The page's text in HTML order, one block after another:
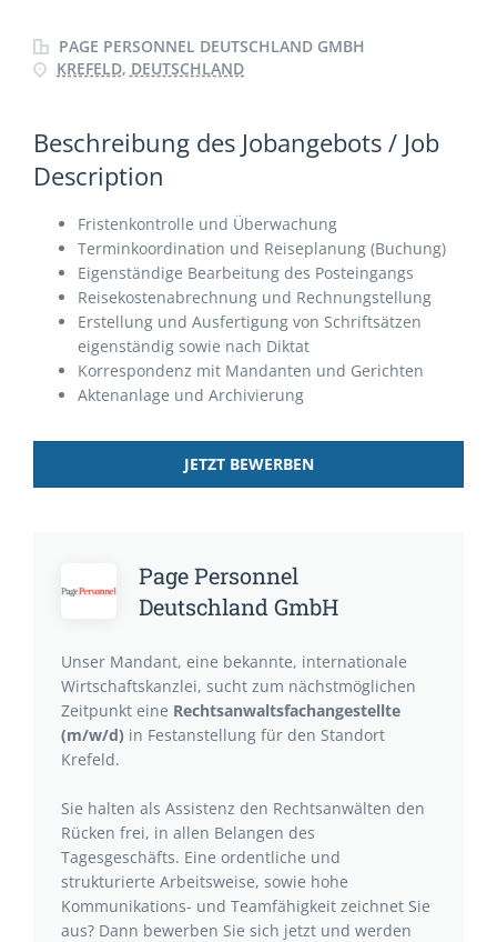
PAGE PERSONNEL DEUTSCHLAND GMBH
KREFELD, DEUTSCHLAND
Beschreibung des Jobangebots / Job
Description
Fristenkontrolle und Überwachung
Terminkoordination und Reiseplanung (Buchung)
Eigenständige Bearbeitung des Posteingangs
Reisekostenabrechnung und Rechnungstellung
Erstellung und Ausfertigung von Schriftsätzen
eigenständig sowie nach Diktat
Korrespondenz mit Mandanten und Gerichten
Aktenanlage und Archivierung
JETZT BEWERBEN
Page Personnel
Deutschland GmbH
Unser Mandant, eine bekannte, internationale
Wirtschaftskanzlei, sucht zum nächstmöglichen
Zeitpunkt eine Rechtsanwaltsfachangestellte
(m/w/d) in Festanstellung für den Standort
Krefeld.
Sie halten als Assistenz den Rechtsanwälten den
Rücken frei, in allen Belangen des
Tagesgeschäfts. Eine ordentliche und
strukturierte Arbeitsweise, sowie hohe
Kommunikations- und Teamfähigkeit zeichnet Sie
aus? Dann bewerben Sie sich jetzt und werden